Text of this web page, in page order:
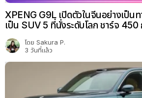
XPENG G9L เปิดตัวในจีนอย่างเป็น
เป็น SUV 5 ที่นั่งระดับโลก ชาร์จ
โดย Sakura P.
3 วันที่แล้ว